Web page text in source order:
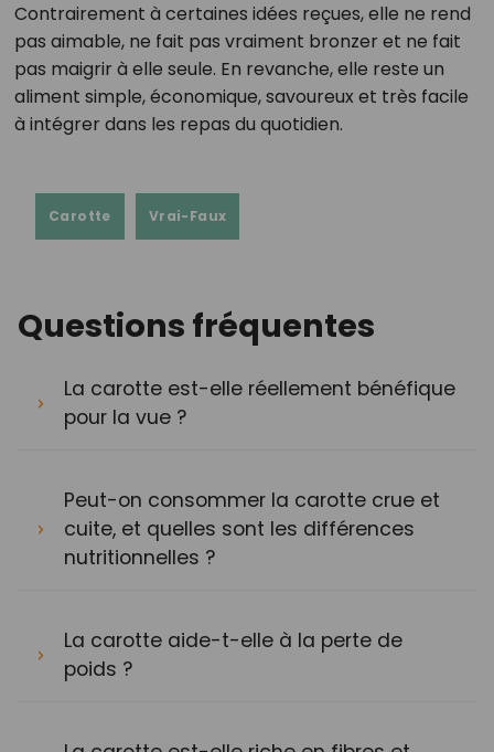
Contrairement à certaines idées reçues, elle ne rend
pas aimable, ne fait pas vraiment bronzer et ne fait
pas maigrir à elle seule. En revanche, elle reste un
aliment simple, économique, savoureux et très facile
à intégrer dans les repas du quotidien.
Carotte Vrai-Faux
Questions fréquentes
La carotte est-elle réellement bénéfique
pour la vue ?
Peut-on consommer la carotte crue et
cuite, et quelles sont les différences
nutritionnelles ?
La carotte aide-t-elle à la perte de
poids ?